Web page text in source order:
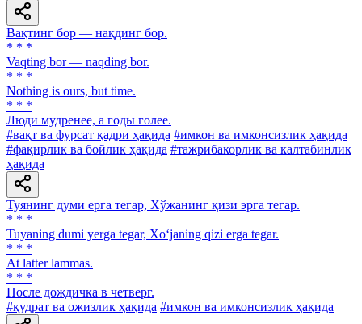
Вақтинг бор — нақдинг бор.
* * *
Vaqting bor — naqding bor.
* * *
Nothing is ours, but time.
* * *
Люди мудренее, a годы голее.
#вақт ва фурсат қадри ҳақида #имкон ва имконсизлик ҳақида
#фақирлик ва бойлик ҳақида #тажрибакорлик ва калтабинлик
ҳақида
Туянинг думи ерга тегар, Хўжанинг қизи эрга тегар.
* * *
Tuyaning dumi yerga tegar, Xo‘janing qizi erga tegar.
* * *
At latter lammas.
* * *
После дождичка в четверг.
#қудрат ва ожизлик ҳақида #имкон ва имконсизлик ҳақида